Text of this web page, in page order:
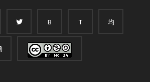
B T 均